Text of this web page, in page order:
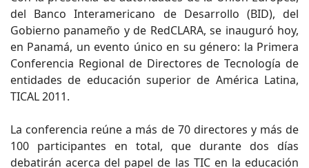
del Banco Interamericano de Desarrollo (BID), del
Gobierno panameño y de RedCLARA, se inauguró hoy,
en Panamá, un evento único en su género: la Primera
Conferencia Regional de Directores de Tecnología de
entidades de educación superior de América Latina,
TICAL 2011.
La conferencia reúne a más de 70 directores y más de
100 participantes en total, que durante dos días
debatirán acerca del papel de las TIC en la educación